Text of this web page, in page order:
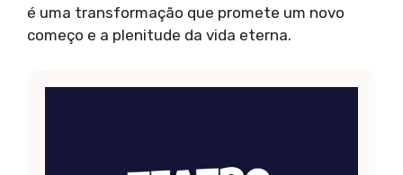
é uma transformação que promete um novo
começo e a plenitude da vida eterna.